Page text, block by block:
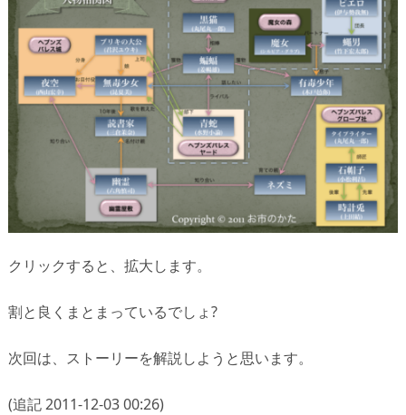
クリックすると、拡大します。
割と良くまとまっているでしょ?
次回は、ストーリーを解説しようと思います。
(追記 2011-12-03 00:26)